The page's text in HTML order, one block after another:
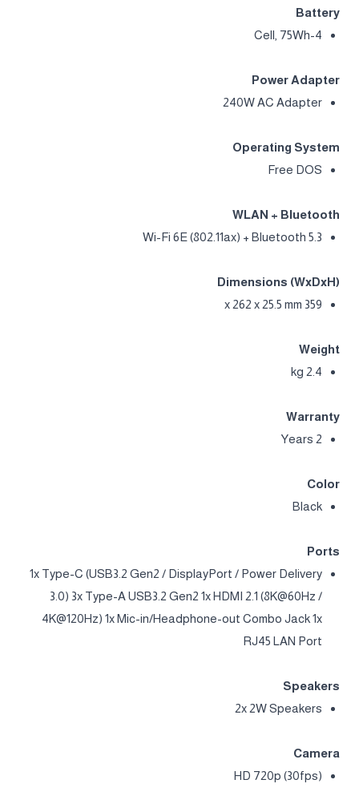
Battery
4-Cell, 75Wh
Power Adapter
240W AC Adapter
Operating System
Free DOS
WLAN + Bluetooth
Wi-Fi 6E (802.11ax) + Bluetooth 5.3
Dimensions (WxDxH)
359 x 262 x 25.5 mm
Weight
2.4 kg
Warranty
2 Years
Color
Black
Ports
1x Type-C (USB3.2 Gen2 / DisplayPort / Power Delivery
3.0) 3x Type-A USB3.2 Gen2 1x HDMI 2.1 (8K@60Hz /
4K@120Hz) 1x Mic-in/Headphone-out Combo Jack 1x
RJ45 LAN Port
Speakers
2x 2W Speakers
Camera
HD 720p (30fps)